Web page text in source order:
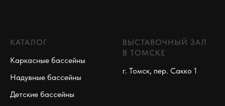
КАТАЛОГ
Каркасные бассейны
Надувные бассейны
Детские бассейны
ВЫСТАВОЧНЫЙ ЗАЛ
В ТОМСКЕ
г. Томск, пер. Сакко 1